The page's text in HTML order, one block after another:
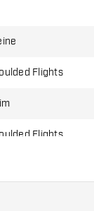
welche
Flights
Flights